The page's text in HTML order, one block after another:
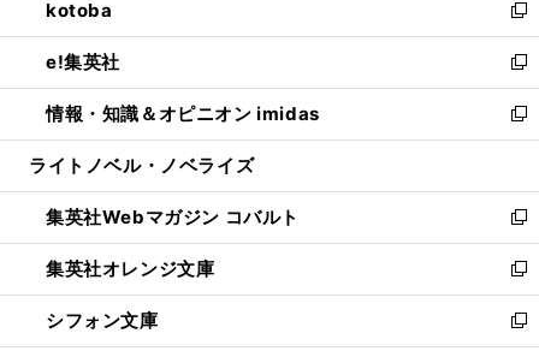
く
で
開
く
ド
ウ
で
開
く
ィ
ン
ド
ウ
で
開
い
ウ
ィ
ン
ド
ウ
開
く
kotoba
新
し
い
ウ
ィ
ン
ウ
で
開
く
e!集英社
新
し
い
ウ
ン
ド
ウ
で
開
く
情報・知識＆オピニオン imidas
新
し
ウ
ィ
ン
ド
ウ
で
開
ライトノベル・ノベライズ
集英社Webマガジン コバルト
新
し
い
ウ
ィ
集英社オレンジ文庫
新
し
い
シフォン文庫
新